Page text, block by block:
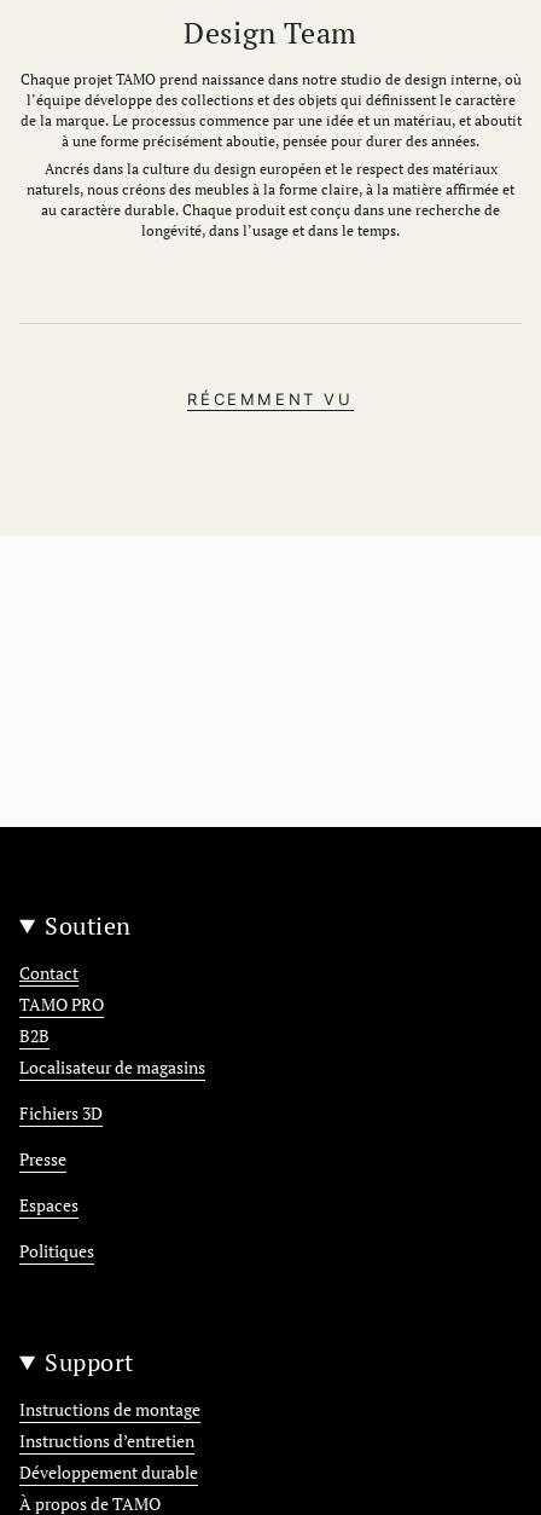
Design Team
Chaque projet TAMO prend naissance dans notre studio de design interne, où
l’équipe développe des collections et des objets qui définissent le caractère
de la marque. Le processus commence par une idée et un matériau, et aboutit
à une forme précisément aboutie, pensée pour durer des années.
Ancrés dans la culture du design européen et le respect des matériaux
naturels, nous créons des meubles à la forme claire, à la matière affirmée et
au caractère durable. Chaque produit est conçu dans une recherche de
longévité, dans l’usage et dans le temps.
RÉCEMMENT VU
Soutien
Contact
TAMO PRO
B2B
Localisateur de magasins
Fichiers 3D
Presse
Espaces
Politiques
Support
Instructions de montage
Instructions d’entretien
Développement durable
À propos de TAMO